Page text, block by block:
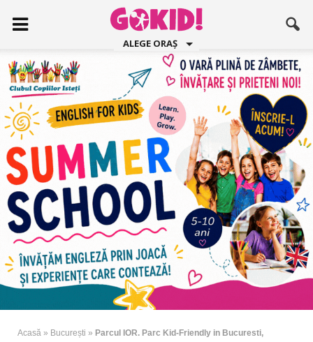
ALEGE ORAȘ
Acasă » București » Parcul IOR. Parc Kid-Friendly in Bucuresti,